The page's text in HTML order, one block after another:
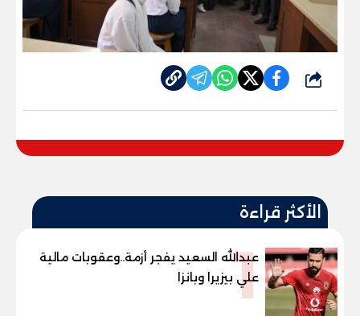
شارك
الأكثر قراءة
1
عبدالله السعيد يفجر أزمة..وعقوبات مالية
علي بيزيرا وبانزا